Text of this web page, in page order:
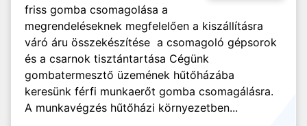
friss gomba csomagolása a
megrendeléseknek megfelelően a kiszállításra
váró áru összekészítése a csomagoló gépsorok
és a csarnok tisztántartása Cégünk
gombatermesztő üzemének hűtőházába
keresünk férfi munkaerőt gomba csomagálásra.
A munkavégzés hűtőházi környezetben...